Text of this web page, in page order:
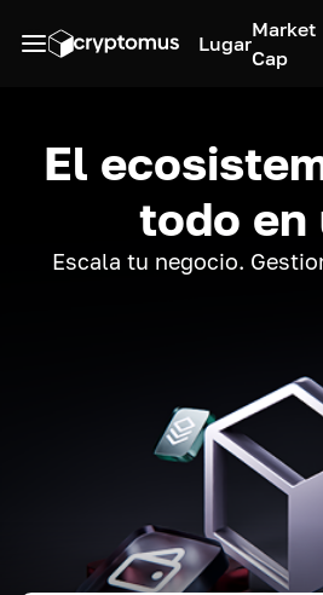
Lugar
Market
Cap
El
todo en
Escala tu negocio.